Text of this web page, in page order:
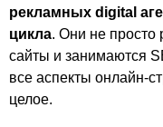
рекламных digital
цикла. Они не просто
сайты и занимаются
все аспекты онлайн-
целое.